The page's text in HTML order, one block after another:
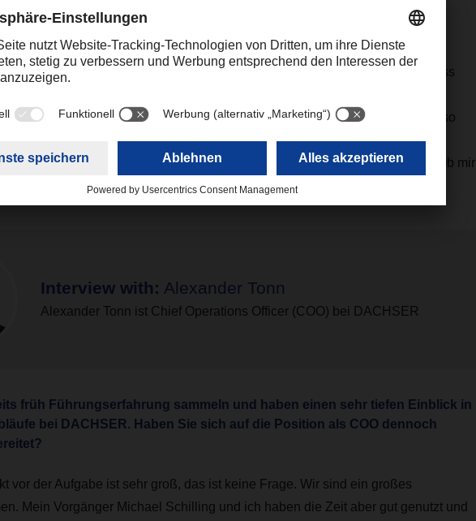
einstellen kann, kann man Dinge besser erklären und ein gegenseitiges
schaffen. Das A und O ist – wie in allen Lebenslagen – den nötigen Respekt
und den anderen ernst zu nehmen. Bei DACHSER ist es extrem wichtig,
im Gespräch zu bleiben. Das Gefühl für das Leben in der Niederlassung muss
sein. Wir als Vorstände müssen darauf achten, dass wir diese Nähe
uns Zeit dafür nehmen. Leider ist der persönliche Austausch aktuell nicht so
bisher, aber sobald es die Situation zulässt, werde ich erneut viel reisen. Ich
großen Teil der Niederlassungen in Europa zumindest einmal besuchen. Ob mir
gelingt, ist zwar noch nicht klar, aber der Wille dazu ist auf jeden Fall da.
Interview with: Alexander Tonn
Alexander Tonn ist Chief Operations Officer (COO) bei DACHSER
früh Führungserfahrung sammeln und haben einen sehr tiefen Einblick in
bei DACHSER. Haben Sie sich auf die Position als COO dennoch
vor der Aufgabe ist sehr groß, das ist keine Frage. Wir sind ein großes
Mein Vorgänger Michael Schilling und ich haben die Zeit aber gut genutzt und